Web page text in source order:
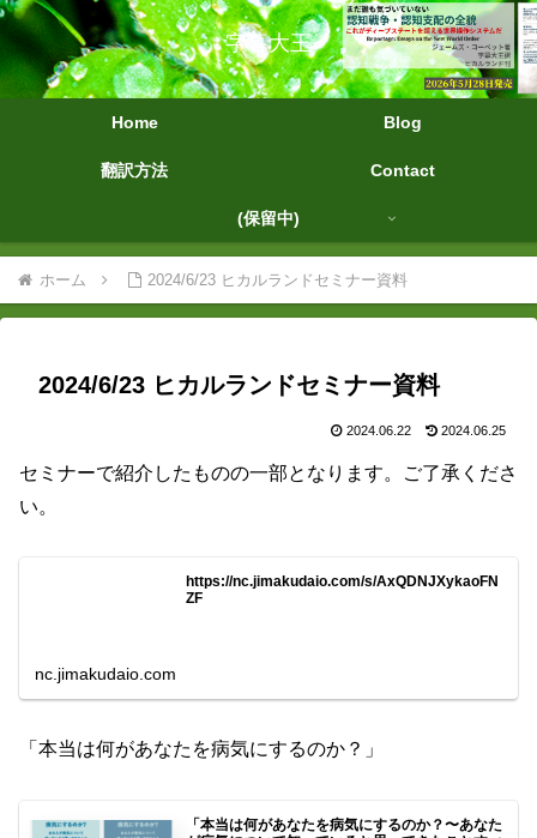
字幕大王
Home Blog
翻訳方法 Contact
(保留中)
ホーム 2024/6/23 ヒカルランドセミナー資料
2024/6/23 ヒカルランドセミナー資料
2024.06.22 2024.06.25
セミナーで紹介したものの一部となります。ご了承くださ
い。
https://nc.jimakudaio.com/s/AxQDNJXykaoFN
ZF
nc.jimakudaio.com
「本当は何があなたを病気にするのか？」
「本当は何があなたを病気にするのか？〜あなた